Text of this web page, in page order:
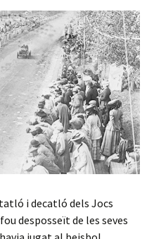
i decatló dels Jocs
desposseït de les seves